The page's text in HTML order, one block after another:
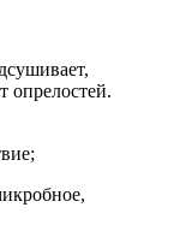
опрелостей.